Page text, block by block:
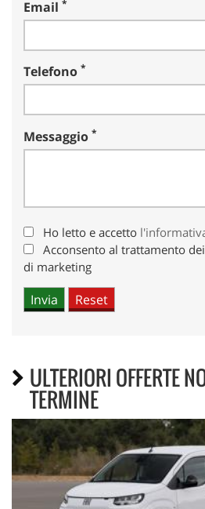
Email *
Telefono *
Messaggio *
Ho letto e accetto
Acconsento al trattamento
di marketing
ULTERIORI OFFERTE
TERMINE